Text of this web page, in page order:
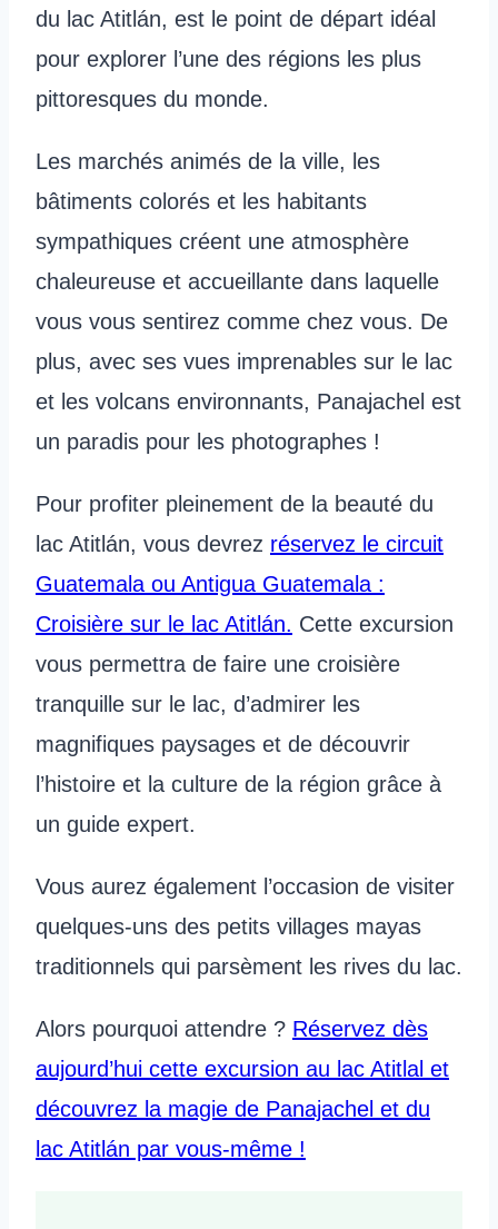
du lac Atitlán, est le point de départ idéal
pour explorer l’une des régions les plus
pittoresques du monde.
Les marchés animés de la ville, les
bâtiments colorés et les habitants
sympathiques créent une atmosphère
chaleureuse et accueillante dans laquelle
vous vous sentirez comme chez vous. De
plus, avec ses vues imprenables sur le lac
et les volcans environnants, Panajachel est
un paradis pour les photographes !
Pour profiter pleinement de la beauté du
lac Atitlán, vous devrez réservez le circuit
Guatemala ou Antigua Guatemala :
Croisière sur le lac Atitlán. Cette excursion
vous permettra de faire une croisière
tranquille sur le lac, d’admirer les
magnifiques paysages et de découvrir
l’histoire et la culture de la région grâce à
un guide expert.
Vous aurez également l’occasion de visiter
quelques-uns des petits villages mayas
traditionnels qui parsèment les rives du lac.
Alors pourquoi attendre ? Réservez dès
aujourd’hui cette excursion au lac Atitlal et
découvrez la magie de Panajachel et du
lac Atitlán par vous-même !